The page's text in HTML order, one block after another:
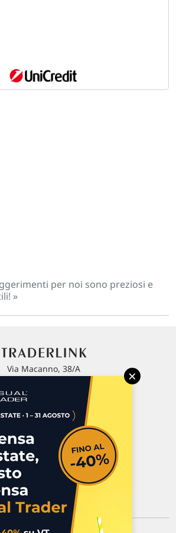
per noi sono preziosi e
»
Via Macanno, 38/A
P.IVA 02 452 460 401
e segnalazioni
Contattaci
×